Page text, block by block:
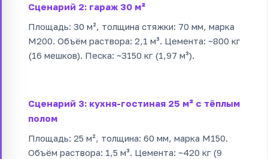
Сценарий 2: гараж 30 м²
Площадь: 30 м², толщина стяжки: 70 мм, марка
М200. Объём раствора: 2,1 м³. Цемента: ~800 кг
(16 мешков). Песка: ~3150 кг (1,97 м³).
Сценарий 3: кухня-гостиная 25 м² с тёплым
полом
Площадь: 25 м², толщина: 60 мм, марка М150.
Объём раствора: 1,5 м³. Цемента: ~420 кг (9